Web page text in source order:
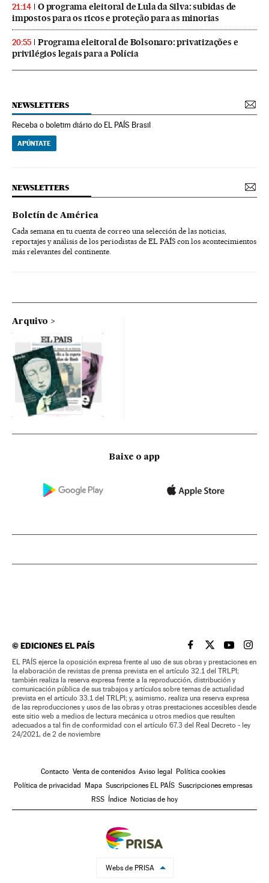
21:14
O programa eleitoral de Lula da Silva: subidas de
impostos para os ricos e proteção para as minorias
20:55
Programa eleitoral de Bolsonaro: privatizações e
privilégios legais para a Polícia
NEWSLETTERS
Receba o boletim diário do EL PAÍS Brasil
APÚNTATE
NEWSLETTERS
Boletín de América
Cada semana en tu cuenta de correo una selección de las noticias,
reportajes y análisis de los periodistas de EL PAÍS con los acontecimientos
más relevantes del continente.
Arquivo
Baixe o app
©EDICIONES EL PAÍS EL PAÍS BRASIL EN
EL PAÍSEL PAÍS
EL
EL PAÍS ejerce la oposición expresa frente al uso de sus obras y prestaciones en
la elaboración de revistas de prensa prevista en el artículo 32.1 del TRLPI;
también realiza la reserva expresa frente a la reproducción, distribución y
comunicación pública de sus trabajos y artículos sobre temas de actualidad
prevista en el artículo 33.1 del TRLPI; y, asimismo, realiza una reserva expresa
de las reproducciones y usos de las obras y otras prestaciones accesibles desde
este sitio web a medios de lectura mecánica u otros medios que resulten
adecuados a tal fin de conformidad con el artículo 67.3 del Real Decreto - ley
24/2021, de 2 de noviembre
Contacto Venta de contenidos Aviso legal
Política cookies
Política de privacidad
Mapa Suscripciones EL PAÍS Suscripciones empresas
RSS
Índice Noticias de hoy
Webs de PRISA